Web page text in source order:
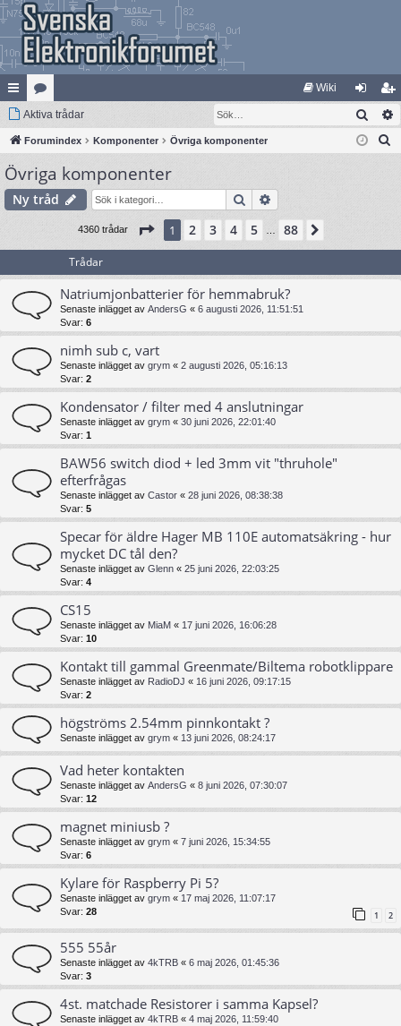
na
bb
lä
nk
at
eg
ori
er
Wiki
og
ga
li
m
Aktiva trådar Sök
Forumindex Komponenter Övriga komponenter
Övriga komponenter
Ny tråd Sök
4360 trådar Sida 1av88
1 2 3 4 5 88
Trådar
Natriumjonbatterier för hemmabruk?
Senaste inlägget av AndersG « 6 augusti 2026, 11:51:51
Svar: 6
nimh sub c, vart
Senaste inlägget av grym « 2 augusti 2026, 05:16:13
Svar: 2
Kondensator / filter med 4 anslutningar
Senaste inlägget av grym « 30 juni 2026, 22:01:40
Svar: 1
BAW56 switch diod + led 3mm vit "thruhole"
efterfrågas
Senaste inlägget av Castor « 28 juni 2026, 08:38:38
Svar: 5
Specar för äldre Hager MB 110E automatsäkring - hur
mycket DC tål den?
Senaste inlägget av Glenn « 25 juni 2026, 22:03:25
Svar: 4
CS15
Senaste inlägget av MiaM « 17 juni 2026, 16:06:28
Svar: 10
Kontakt till gammal Greenmate/Biltema robotklippare
Senaste inlägget av RadioDJ « 16 juni 2026, 09:17:15
Svar: 2
högströms 2.54mm pinnkontakt ?
Senaste inlägget av grym « 13 juni 2026, 08:24:17
Vad heter kontakten
Senaste inlägget av AndersG « 8 juni 2026, 07:30:07
Svar: 12
magnet miniusb ?
Senaste inlägget av grym « 7 juni 2026, 15:34:55
Svar: 6
Kylare för Raspberry Pi 5?
Senaste inlägget av grym « 17 maj 2026, 11:07:17
Svar: 28 1 2
555 55år
Senaste inlägget av 4kTRB « 6 maj 2026, 01:45:36
Svar: 3
4st. matchade Resistorer i samma Kapsel?
Senaste inlägget av 4kTRB « 4 maj 2026, 11:59:40